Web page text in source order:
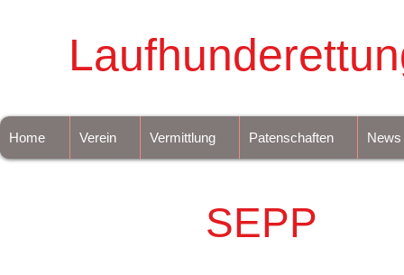
Home Verein Vermittlung Patenschaften News
SEPP